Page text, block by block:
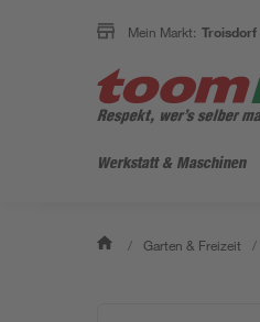
Mein Markt: Troisdorf
Werkstatt & Maschinen
/ Garten & Freizeit /